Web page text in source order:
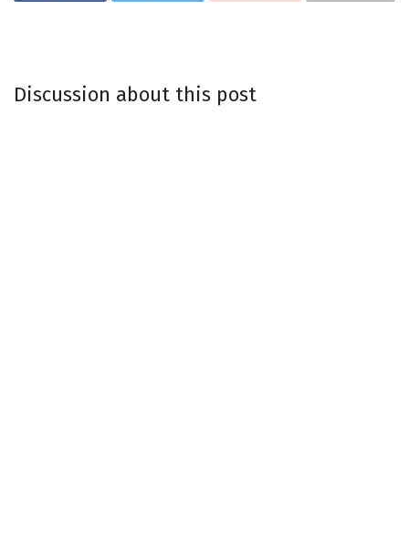
Discussion about this post